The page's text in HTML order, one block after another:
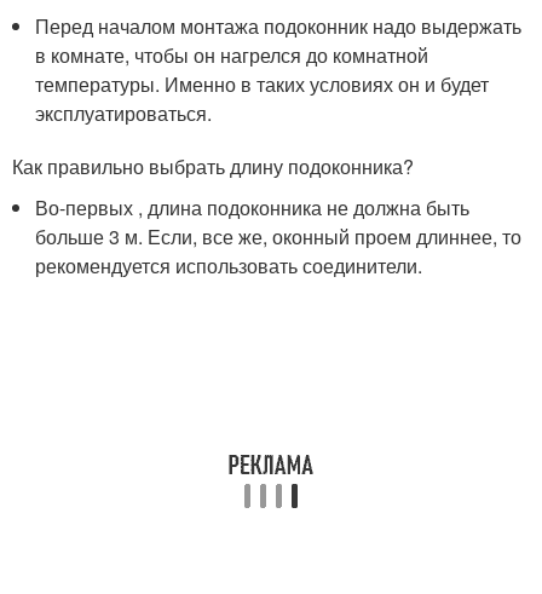
Перед началом монтажа подоконник надо выдержать
в комнате, чтобы он нагрелся до комнатной
температуры. Именно в таких условиях он и будет
эксплуатироваться.
Как правильно выбрать длину подоконника?
Во-первых , длина подоконника не должна быть
больше 3 м. Если, все же, оконный проем длиннее, то
рекомендуется использовать соединители.